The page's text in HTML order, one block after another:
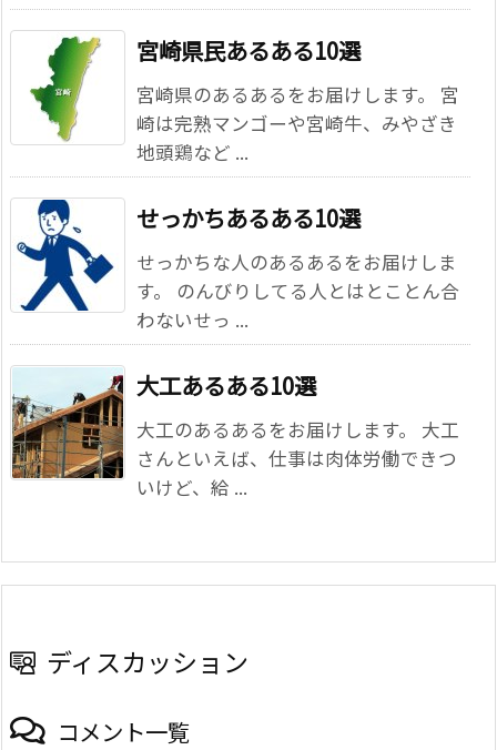
宮崎県民あるある10選
宮崎県のあるあるをお届けします。 宮
崎は完熟マンゴーや宮崎牛、みやざき
地頭鶏など ...
せっかちあるある10選
せっかちな人のあるあるをお届けしま
す。 のんびりしてる人とはとことん合
わないせっ ...
大工あるある10選
大工のあるあるをお届けします。 大工
さんといえば、仕事は肉体労働できつ
いけど、給 ...
ディスカッション
コメント一覧